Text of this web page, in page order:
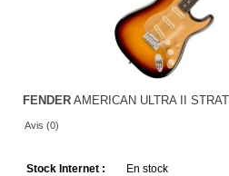
FENDER AMERICAN ULTRA II
Avis (0)
Stock Internet :
En stock